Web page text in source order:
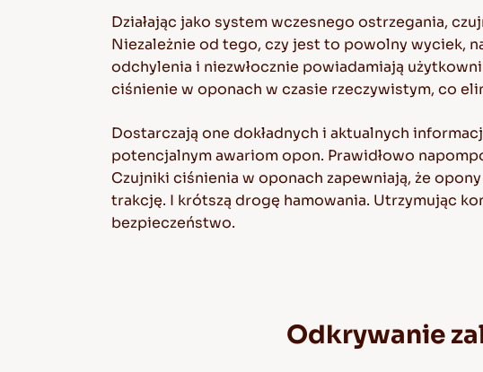
Działając jako system wczesnego ostrzegania,
Niezależnie od tego, czy jest to powolny wyciek,
odchylenia i niezwłocznie powiadamiają
ciśnienie w oponach w czasie rzeczywistym, co
Dostarczają one dokładnych i aktualnych
potencjalnym awariom opon. Prawidłowo
Czujniki ciśnienia w oponach zapewniają, że
trakcję. I krótszą drogę hamowania. Utrzymując
bezpieczeństwo.
Odkrywanie